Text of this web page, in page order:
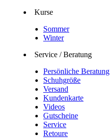
Kurse
Sommer
Winter
Service / Beratung
Persönliche Beratung
Schuhgröße
Versand
Kundenkarte
Videos
Gutscheine
Service
Retoure